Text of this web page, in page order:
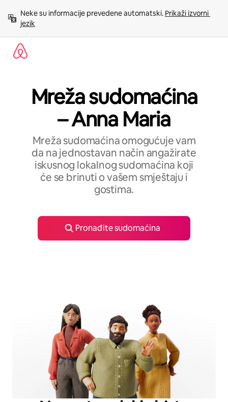
sadržaj
Neke su informacije prevedene automatski. Prikaži izvorni
jezik
Mreža sudomaćina
– Anna Maria
Mreža sudomaćina omogućuje vam
da na jednostavan način angažirate
iskusnog lokalnog sudomaćina koji
će se brinuti o vašem smještaju i
gostima.
Pronađite sudomaćina